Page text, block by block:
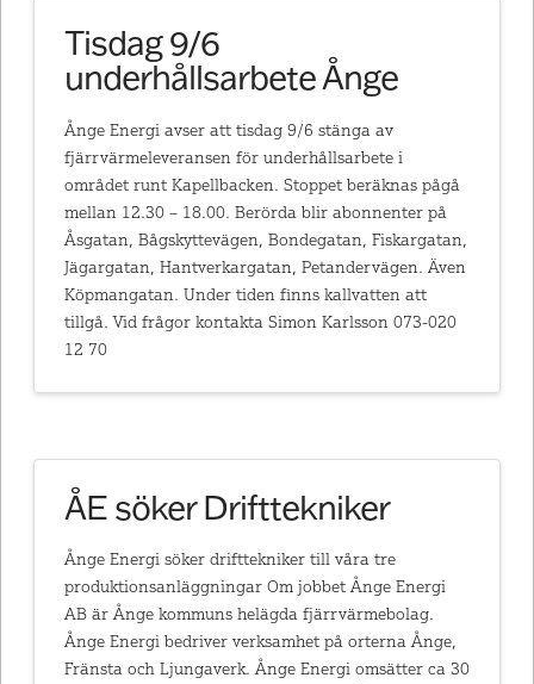
Tisdag 9/6
underhållsarbete Ånge
Ånge Energi avser att tisdag 9/6 stänga av
fjärrvärmeleveransen för underhållsarbete i
området runt Kapellbacken. Stoppet beräknas pågå
mellan 12.30 – 18.00. Berörda blir abonnenter på
Åsgatan, Bågskyttevägen, Bondegatan, Fiskargatan,
Jägargatan, Hantverkargatan, Petandervägen. Även
Köpmangatan. Under tiden finns kallvatten att
tillgå. Vid frågor kontakta Simon Karlsson 073-020
12 70
ÅE söker Drifttekniker
Ånge Energi söker drifttekniker till våra tre
produktionsanläggningar Om jobbet Ånge Energi
AB är Ånge kommuns helägda fjärrvärmebolag.
Ånge Energi bedriver verksamhet på orterna Ånge,
Fränsta och Ljungaverk. Ånge Energi omsätter ca 30